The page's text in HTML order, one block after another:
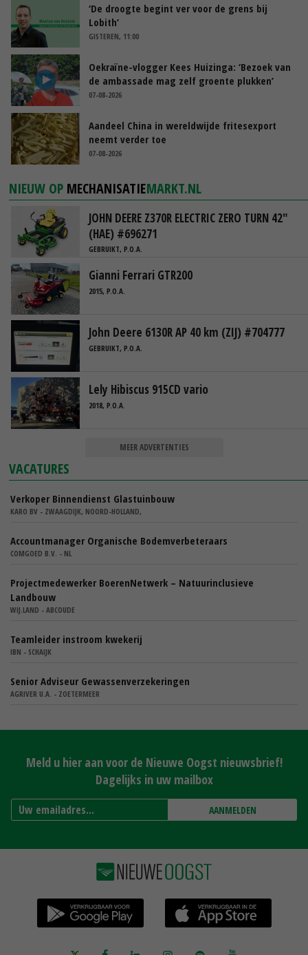
‘De droogte begint ver voor de grens bij
Lobith’
GISTEREN, 11:00
Oekraïne-vlogger Kees Huizinga: ‘Bezoek van
de ambassade mag zelf groente plukken’
07-08-2026
Aandeel China in wereldwijde fritesexport
neemt verder toe
07-08-2026
NIEUW OP MECHANISATIEMARKT.NL
JOHN DEERE Z370R ELECTRIC ZERO TURN 42"
(HAE) #696271
GEBRUIKT, P.O.A.
Gianni Ferrari GTR200
2015, P.O.A.
John Deere 6130R AP 40 km (ZIJ) #704777
GEBRUIKT, P.O.A.
Lely Hibiscus 915CD vario
2018, P.O.A.
MEER ADVERTENTIES
VACATURES
Verkoper Binnendienst Glastuinbouw
KARO BV - ZWAAGDIJK, NOORD-HOLLAND,
Accountmanager Organische Bodemverbeteraars
COMGOED B.V. - NL
Projectmedewerker BoerenNetwerk – Natuurinclusieve
Landbouw
WIJ.LAND - ABCOUDE
Teamleider instroom kwekerij
IBN - SCHAIJK
Senior Adviseur Gewassenverzekeringen
AGRIVER U.A. - ZOETERMEER
Meld u hier aan voor de Nieuwe Oogst nieuwsbrief!
Dagelijks in uw mailbox
AANMELDEN